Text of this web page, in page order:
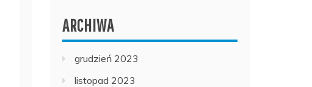
ARCHIWA
grudzień 2023
listopad 2023